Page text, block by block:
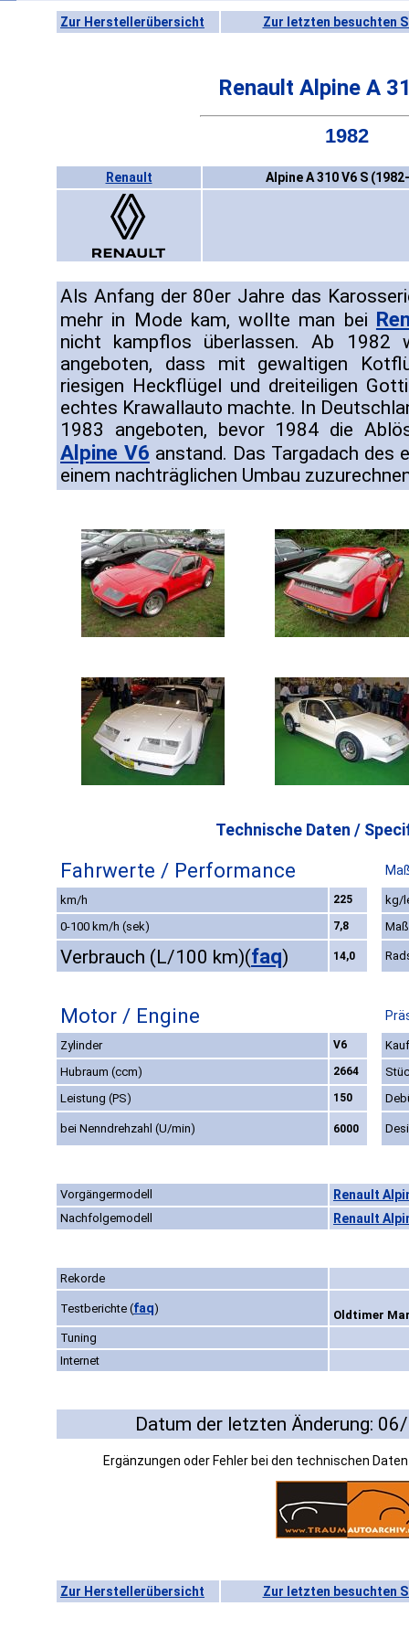
Zur Herstellerübersicht Zur letzten besuchten
Renault Alpine A
1982
Renault Alpine A 310 V6 S
Als Anfang der 80er Jahre das
mehr in Mode kam, wollte man bei
nicht kampflos überlassen. Ab 1982
angeboten, dass mit gewaltigen
riesigen Heckflügel und dreiteiligen
echtes Krawallauto machte. In
1983 angeboten, bevor 1984 die
Alpine V6 anstand. Das Targadach des
einem nachträglichen Umbau
Technische Daten /
Fahrwerte / Performance
km/h 225
kg/
0-100 km/h (sek)
7,8
Verbrauch (L/100 km)(faq) 14,0
Motor / Engine
Zylinder V6
Hubraum (ccm)
2664
Leistung (PS)
150
bei Nenndrehzahl (U/min) 6000
Vorgängermodell Renault
Nachfolgemodell Renault
Rekorde
Testberichte (faq)
Oldtimer
Tuning
Internet
Datum der letzten Änderung:
Ergänzungen oder Fehler bei den technischen
Zur Herstellerübersicht Zur letzten besuchten